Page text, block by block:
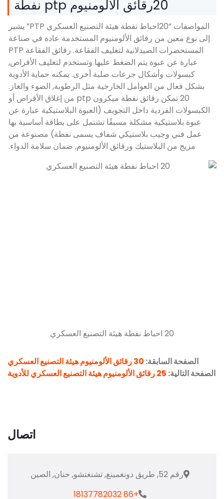
المواصفات “20احباط نفطة هيئة التصنيع العسكري PTP” يشير
رقائق الألومنيوم المستخدمة عادة في صناعة
المستحضرات الصيدلانية لتغليف الفقاعة. رقائق الفقاعة PTP
يتم الضغط عليها وتستخدم لتغليف الأقراص,
جرعات صلبة أخرى. يمكنه حماية الأدوية
الخارجية مثل الرطوبة, الضوء والغاز.
20 تمكن رقائق نفطة ميكرون ptp من إغلاق الأقراص أو
داخل التجويف (العبوة البلاستيكية عبارة عن
مشكلة مسبقًا تشتمل على بطاقة أساسية بها
بلاستيكي شفاف يسمى نفطة) مصنوعة من
ورقائق الألومنيوم, ضمان سلامة الدواء.
30 رقائق الألومنيوم هيئة التصنيع العسكري